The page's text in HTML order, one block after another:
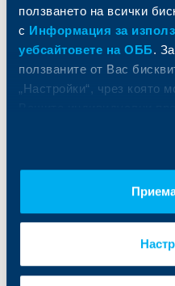
ползването на всички
с Информация за
уебсайтовете на ОББ.
ползваните от Вас
„Настройки“, чрез която
За ОББ
Кои сме ние
Европейско финансиране
Други документи
Кариери